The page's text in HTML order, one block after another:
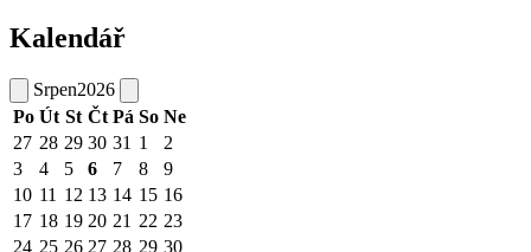
Kalendář
Srpen2026
Po Út St Čt Pá So Ne
27 28 29 30 31 1
2
3
4 5 6 7 8
9
10 11 12 13 14 15 16
17 18 19 20 21 22 23
24 25 26 27 28 29 30